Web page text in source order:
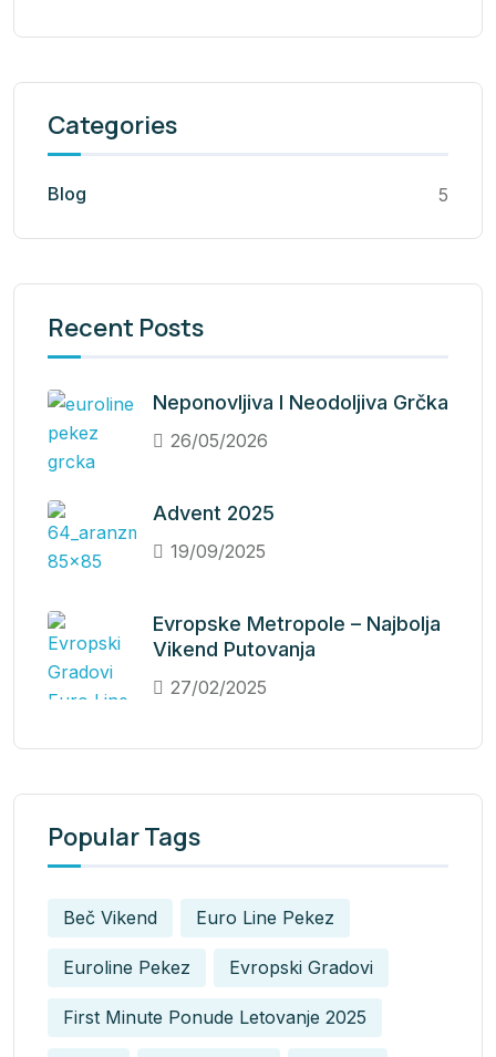
Categories
Blog 5
Recent Posts
Neponovljiva I Neodoljiva Grčka
26/05/2026
Advent 2025
19/09/2025
Evropske Metropole – Najbolja
Vikend Putovanja
27/02/2025
Popular Tags
Beč Vikend Euro Line Pekez
Euroline Pekez Evropski Gradovi
First Minute Ponude Letovanje 2025